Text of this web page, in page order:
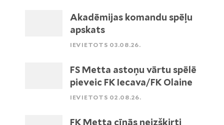
Akadēmijas komandu spēļu
apskats
IEVIETOTS 03.08.26.
FS Metta astoņu vārtu spēlē
pieveic FK Iecava/FK Olaine
IEVIETOTS 02.08.26.
FK Metta cīnās neizšķirti